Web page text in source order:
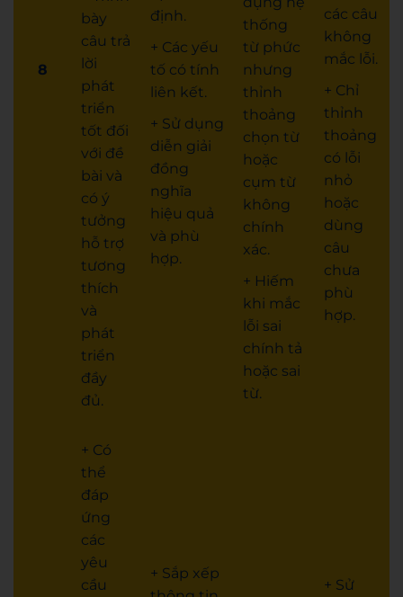
8
bày
câu trả
lời
phát
triển
tốt đối
với đề
bài và
có ý
tưởng
hỗ trợ
tương
thích
và
phát
triển
đầy
đủ.
định.
+ Các yếu
tố có tính
liên kết.
+ Sử dụng
diễn giải
đồng
nghĩa
hiệu quả
và phù
hợp.
thống
từ phức
nhưng
thỉnh
thoảng
chọn từ
hoặc
cụm từ
không
chính
xác.
+ Hiếm
khi mắc
lỗi sai
chính tả
hoặc sai
từ.
các câu
không
mắc lỗi.
+ Chỉ
thỉnh
thoảng
có lỗi
nhỏ
hoặc
dùng
câu
chưa
phù
hợp.
+ Có
thể
đáp
ứng
các
yêu
cầu
+ Sắp xếp
+ Sử